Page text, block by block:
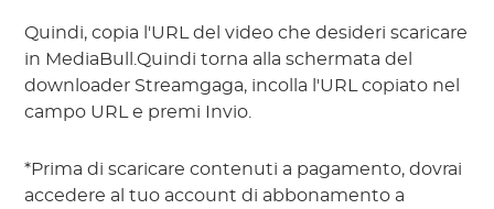
Quindi, copia l'URL del video che desideri scaricare
in MediaBull.Quindi torna alla schermata del
downloader Streamgaga, incolla l'URL copiato nel
campo URL e premi Invio.
*Prima di scaricare contenuti a pagamento, dovrai
accedere al tuo account di abbonamento a